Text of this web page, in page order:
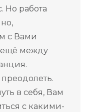
Но работа
с Вами
ещё между
в себя, Вам
с какими-